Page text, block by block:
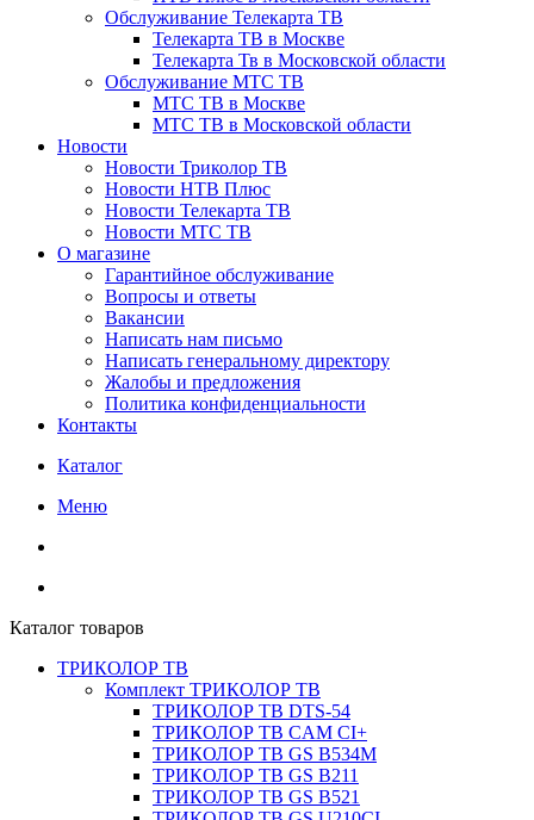
Обслуживание Телекарта ТВ
Телекарта ТВ в Москве
Телекарта Тв в Московской области
Обслуживание МТС ТВ
МТС ТВ в Москве
МТС ТВ в Московской области
Новости
Новости Триколор ТВ
Новости НТВ Плюс
Новости Телекарта ТВ
Новости МТС ТВ
О магазине
Гарантийное обслуживание
Вопросы и ответы
Вакансии
Написать нам письмо
Написать генеральному директору
Жалобы и предложения
Политика конфиденциальности
Контакты
Каталог
Меню
Каталог товаров
ТРИКОЛОР ТВ
Комплект ТРИКОЛОР ТВ
ТРИКОЛОР ТВ DTS-54
ТРИКОЛОР ТВ CAM CI+
ТРИКОЛОР ТВ GS B534M
ТРИКОЛОР ТВ GS B211
ТРИКОЛОР ТВ GS B521